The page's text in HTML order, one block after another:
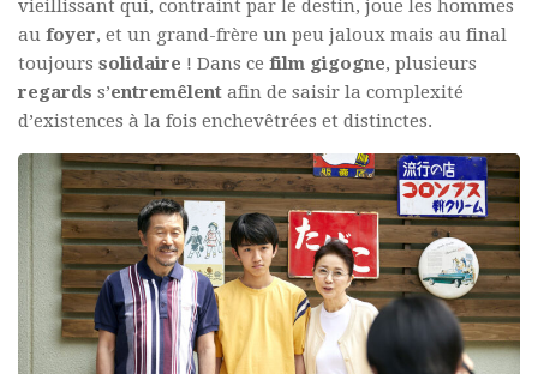
vieillissant qui, contraint par le destin, joue les hommes
au foyer, et un grand-frère un peu jaloux mais au final
toujours solidaire ! Dans ce film gigogne, plusieurs
regards s’entremêlent afin de saisir la complexité
d’existences à la fois enchevêtrées et distinctes.